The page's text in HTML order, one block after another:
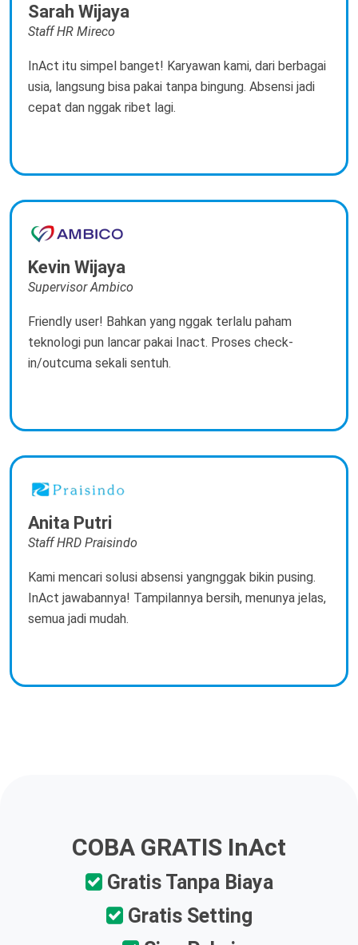
Sarah Wijaya
Staff HR Mireco
InAct itu simpel banget! Karyawan kami, dari berbagai
usia, langsung bisa pakai tanpa bingung. Absensi jadi
cepat dan nggak ribet lagi.
Kevin Wijaya
Supervisor Ambico
Friendly user! Bahkan yang nggak terlalu paham
teknologi pun lancar pakai Inact. Proses check-
in/outcuma sekali sentuh.
Anita Putri
Staff HRD Praisindo
Kami mencari solusi absensi yangnggak bikin pusing.
InAct jawabannya! Tampilannya bersih, menunya jelas,
semua jadi mudah.
COBA GRATIS InAct
Gratis Tanpa Biaya
Gratis Setting